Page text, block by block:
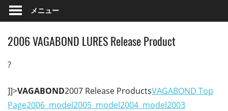
メニュー
2006 VAGABOND LURES Release Product
?
]]>VAGABOND2007 Release ProductsVAGABOND Top
Page2006 model2005 model2004 model2003